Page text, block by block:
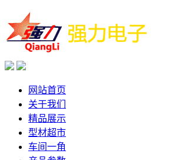
网站首页
关于我们
精品展示
型材超市
车间一角